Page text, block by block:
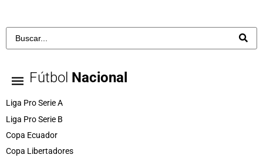
Fútbol Nacional
Liga Pro Serie A
Liga Pro Serie B
Copa Ecuador
Copa Libertadores